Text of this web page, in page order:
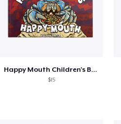
Happy Mouth Children's Book
$15